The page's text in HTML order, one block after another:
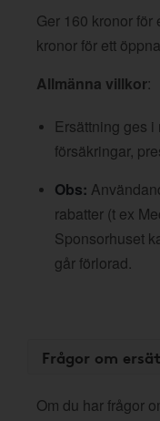
Ger 160 kronor
kronor för ett
Allmänna villkor:
Ersättning ges
försäkringar,
Obs:
rabatter (t ex
Sponsorhuset
går förlorad.
Frågor om
Om du har frågor